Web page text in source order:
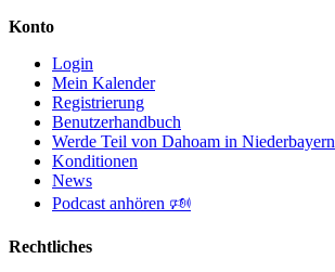
Konto
Login
Mein Kalender
Registrierung
Benutzerhandbuch
Werde Teil von Dahoam in Niederbayern
Konditionen
News
Podcast anhören 🕬
Rechtliches